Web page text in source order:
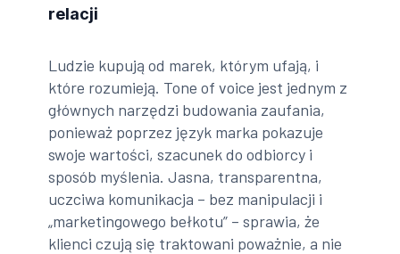
relacji
Ludzie kupują od marek, którym ufają, i
które rozumieją. Tone of voice jest jednym z
głównych narzędzi budowania zaufania,
ponieważ poprzez język marka pokazuje
swoje wartości, szacunek do odbiorcy i
sposób myślenia. Jasna, transparentna,
uczciwa komunikacja – bez manipulacji i
„marketingowego bełkotu” – sprawia, że
klienci czują się traktowani poważnie, a nie